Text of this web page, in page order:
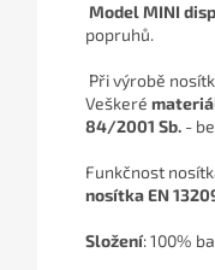
Model MINI
popruhů.
Při výrobě
Veškeré
84/2001 Sb. -
Funkčnost
nosítka EN
Složení:100%